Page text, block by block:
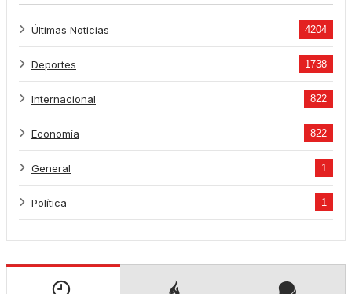
Últimas Noticias 4204
Deportes 1738
Internacional 822
Economía 822
General 1
Política 1